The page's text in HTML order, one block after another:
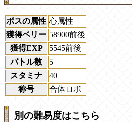
ボスの属性 心属性
獲得ベリー 58900前後
獲得EXP
5545前後
バトル数
5
スタミナ
40
称号
合体ロボ
別の難易度はこちら